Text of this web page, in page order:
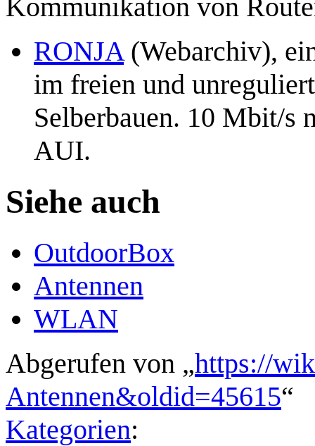
Kommunikation von
RONJA(Webarchiv),
im freien und
Selberbauen. 10 Mbit/s
AUI.
Siehe auch
OutdoorBox
Antennen
WLAN
Abgerufen von „https://
Antennen&oldid=45615“
Kategorien: